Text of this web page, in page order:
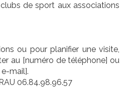
de sport aux associations
ou pour planifier une visite,
au [numéro de téléphone] ou
mail].
06.84.98.96.57